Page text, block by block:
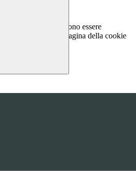
non possono essere
l'elenco nella pagina della cookie